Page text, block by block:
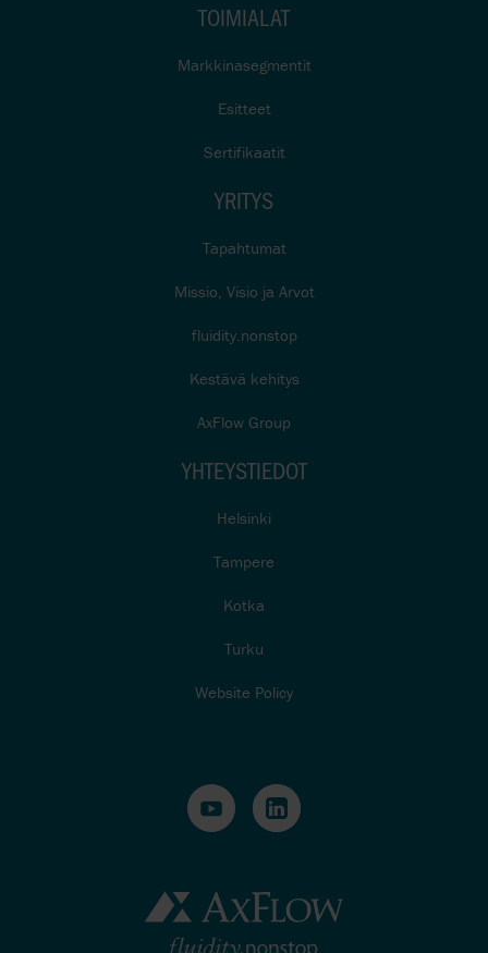
TOIMIALAT
Markkinasegmentit
Esitteet
Sertifikaatit
YRITYS
Tapahtumat
Missio, Visio ja Arvot
fluidity.nonstop
Kestävä kehitys
AxFlow Group
YHTEYSTIEDOT
Helsinki
Tampere
Kotka
Turku
Website Policy